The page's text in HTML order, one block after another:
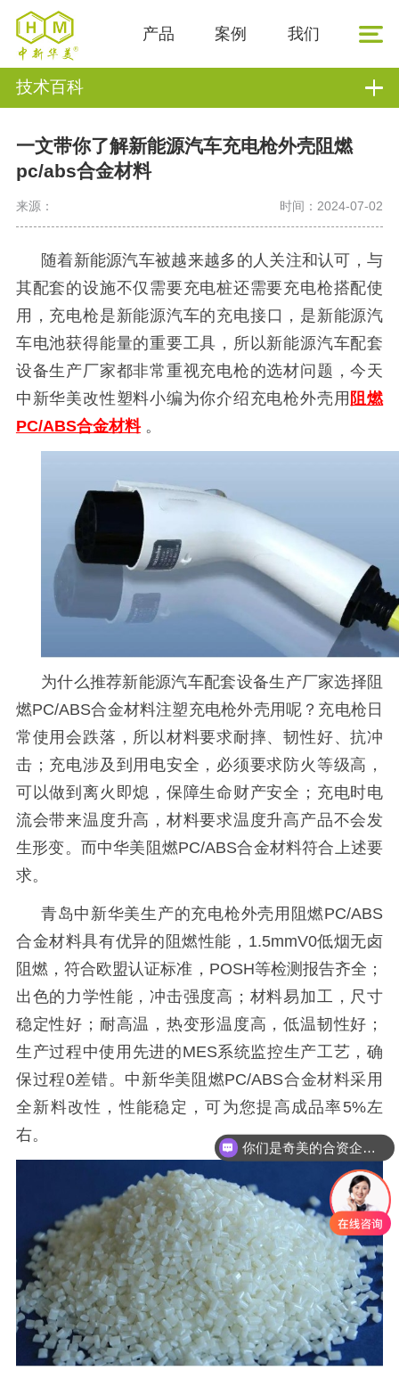
产品 案例 我们
技术百科
一文带你了解新能源汽车充电枪外壳阻燃
pc/abs合金材料
来源： 时间：2024-07-02
随着新能源汽车被越来越多的人关注和认可 ，与
其配套的设施不仅需要充电桩还需要充电枪搭配使
用 ， 充电枪是新能源汽车的充电接口 ， 是新能源汽
车电池获得能量的重要工具 ， 所以新能源汽车配套
设备生产厂家都非常重视充电枪的选材问题，今天
中新华美改性塑料小编为你介绍充电枪外壳用 阻燃
PC/ABS合金材料 。
为什么推荐新能源汽车配套设备生产厂家选择阻
燃PC/ABS合金材料注塑充电枪外壳用呢？充电枪日
常使用会跌落，所以材料要求耐摔、韧性好、抗冲
击；充电涉及到用电安全，必须要求防火等级高，
可以做到离火即熄，保障生命财产安全；充电时电
流会带来温度升高，材料要求温度升高产品不会发
生形变。而中华美阻燃PC/ABS合金材料符合上述要
求。
青岛中新华美生产的充电枪外壳用阻燃PC/ABS
合金材料具有优异的阻燃性能， 1.5mmV0低烟无卤
阻燃，符合欧盟认证标准，POSH等检测报告齐全；
出色的力学性能，冲击强度高；材料易加工，尺寸
稳定性好；耐高温，热变形温度高，低温韧性好；
生产过程中使用先进的MES系统监控生产工艺，确
保过程0差错。中新华美 阻燃PC/ABS合金材料采用
全新料改性，性能稳定，可为您提高成品率5%左
右。
你们是奇美的合资企业吗